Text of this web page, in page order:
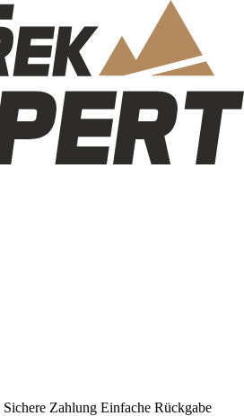
Sichere Zahlung Einfache Rückgabe